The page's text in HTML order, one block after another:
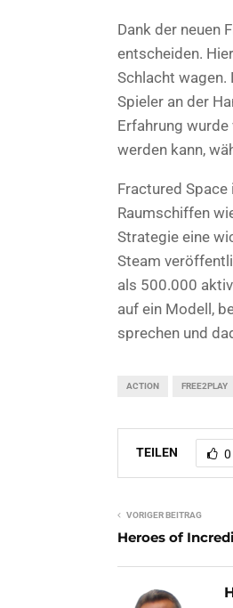
Dank der neuen
entscheiden.
Schlacht wagen.
Spieler an der
Erfahrung
werden kann,
Fractured
Raumschiffen
Strategie eine
Steam
als 500.000
auf ein Modell,
sprechen und
ACTION FREE2PLAY
TEILEN 0
VORIGER BEITRAG
Heroes of